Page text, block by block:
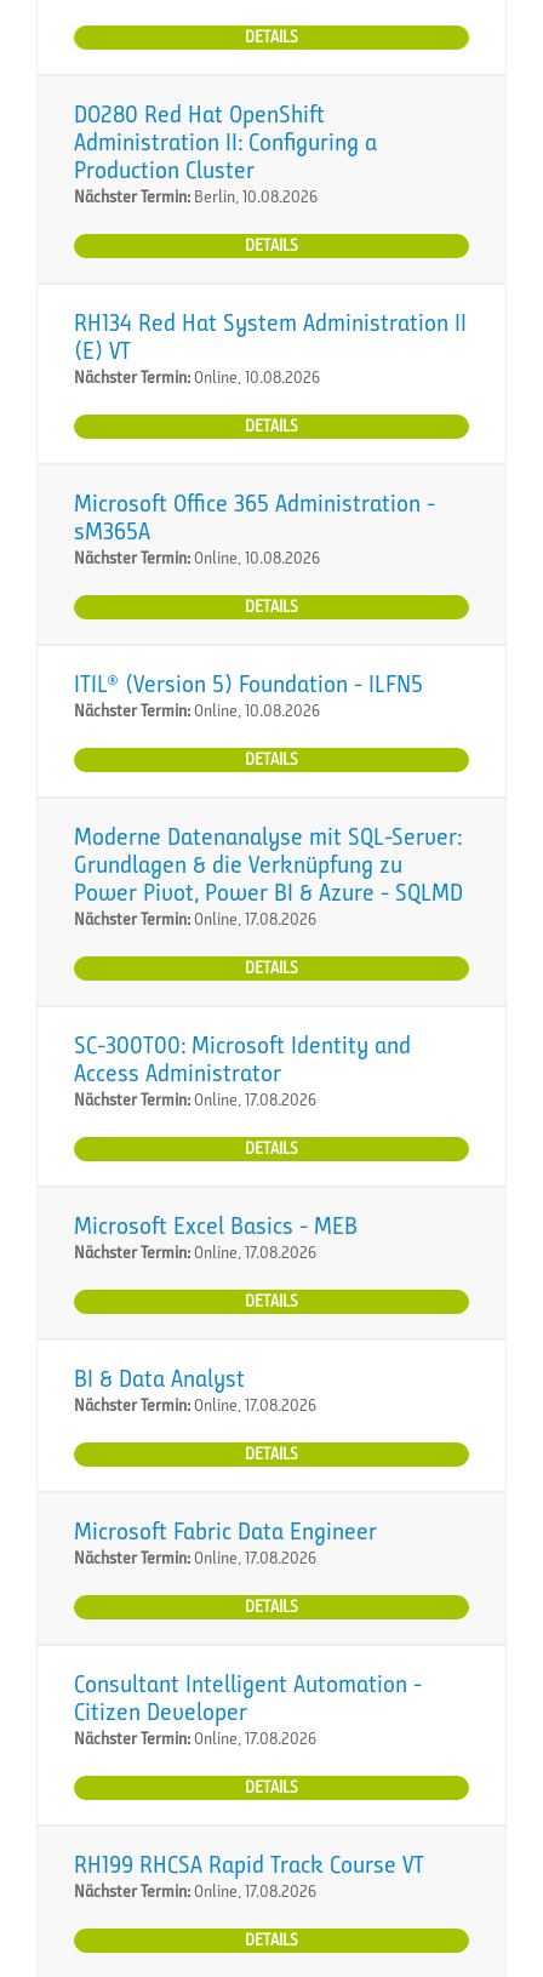
DETAILS
DO280 Red Hat OpenShift
Administration II: Configuring a
Production Cluster
Nächster Termin: Berlin, 10.08.2026
DETAILS
RH134 Red Hat System Administration II
(E) VT
Nächster Termin:Online, 10.08.2026
DETAILS
Microsoft Office 365 Administration -
sM365A
Nächster Termin:Online, 10.08.2026
DETAILS
ITIL® (Version 5) Foundation - ILFN5
Nächster Termin:Online, 10.08.2026
DETAILS
Moderne Datenanalyse mit SQL-Server:
Grundlagen & die Verknüpfung zu
Power Pivot, Power BI & Azure - SQLMD
Nächster Termin:Online, 17.08.2026
DETAILS
SC-300T00: Microsoft Identity and
Access Administrator
Nächster Termin:Online, 17.08.2026
DETAILS
Microsoft Excel Basics - MEB
Nächster Termin:Online, 17.08.2026
DETAILS
BI & Data Analyst
Nächster Termin:Online, 17.08.2026
DETAILS
Microsoft Fabric Data Engineer
Nächster Termin:Online, 17.08.2026
DETAILS
Consultant Intelligent Automation -
Citizen Developer
Nächster Termin:Online, 17.08.2026
DETAILS
RH199 RHCSA Rapid Track Course VT
Nächster Termin:Online, 17.08.2026
DETAILS